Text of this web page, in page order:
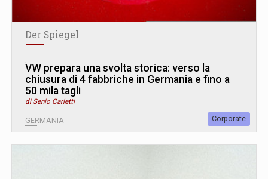
Der Spiegel
VW prepara una svolta storica: verso la
chiusura di 4 fabbriche in Germania e fino a
50 mila tagli
di Senio Carletti
GERMANIA Corporate